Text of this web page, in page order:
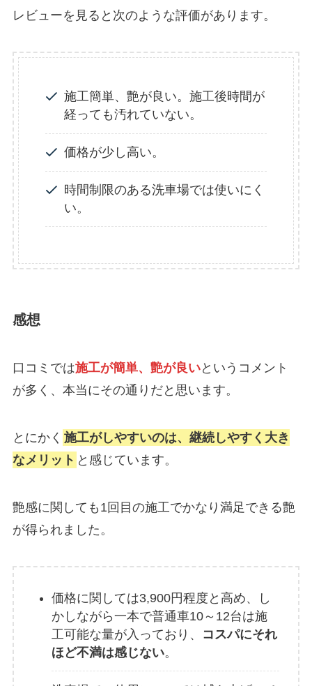
レビューを見ると次のような評価があります。
施工簡単、艶が良い。施工後時間が
経っても汚れていない。
価格が少し高い。
時間制限のある洗車場では使いにく
い。
感想
口コミでは施工が簡単、艶が良いというコメント
が多く、本当にその通りだと思います。
とにかく 施工がしやすいのは、継続しやすく大き
なメリット と感じています。
艶感に関しても1回目の施工でかなり満足できる艶
が得られました。
価格に関しては3,900円程度と高め、し
かしながら一本で普通車10～12台は施
工可能な量が入っており、
コスパにそれ
ほど不満は感じない。